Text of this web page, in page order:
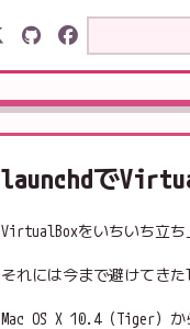
launchdで
VirtualBoxをいちいち立ち
それには今まで避けてきた
Mac OS X 10.4（Tiger）